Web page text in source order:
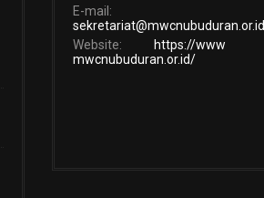
E-mail:
sekretariat@mwcnubuduran.or.id
Website:
https://www
mwcnubuduran.or.id/